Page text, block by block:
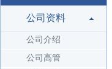
公司资料
公司介绍
公司高管